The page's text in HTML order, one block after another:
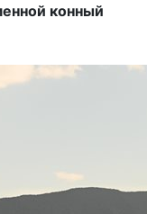
конный